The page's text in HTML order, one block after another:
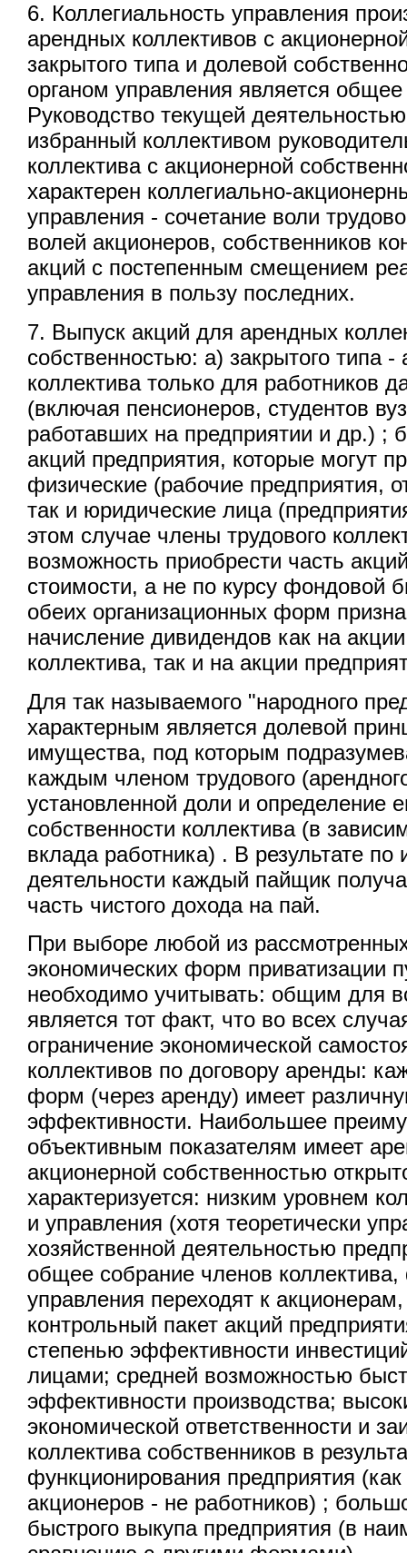
6. Коллегиальность управления
арендных коллективов с
закрытого типа и долевой
органом управления является
Руководство текущей
избранный коллективом
коллектива с акционерной
характерен коллегиально-
управления - сочетание воли
волей акционеров, собственников
акций с постепенным смещением
управления в пользу последних.
7. Выпуск акций для арендных
собственностью: а) закрытого типа -
коллектива только для работников
(включая пенсионеров, студентов
работавших на предприятии и др.) ;
акций предприятия, которые могут
физические (рабочие предприятия,
так и юридические лица
этом случае члены трудового
возможность приобрести часть
стоимости, а не по курсу
обеих организационных форм
начисление дивидендов как на
коллектива, так и на акции
Для так называемого "народного
характерным является долевой
имущества, под которым
каждым членом трудового
установленной доли и определение
собственности коллектива (в
вклада работника) . В результате по
деятельности каждый пайщик
часть чистого дохода на пай.
При выборе любой из
экономических форм приватизации
необходимо учитывать: общим для
является тот факт, что во всех
ограничение экономической
коллективов по договору аренды:
форм (через аренду) имеет
эффективности. Наибольшее
объективным показателям имеет
акционерной собственностью
характеризуется: низким уровнем
и управления (хотя теоретически
хозяйственной деятельностью
общее собрание членов
управления переходят к
контрольный пакет акций
степенью эффективности
лицами; средней возможностью
эффективности производства;
экономической ответственности и
коллектива собственников в
функционирования предприятия (как
акционеров - не работников) ;
быстрого выкупа предприятия (в